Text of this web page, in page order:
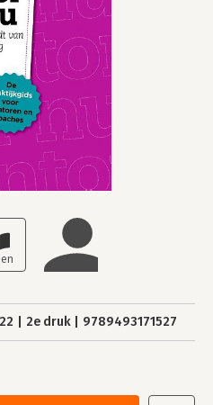
2e druk 9789493171527